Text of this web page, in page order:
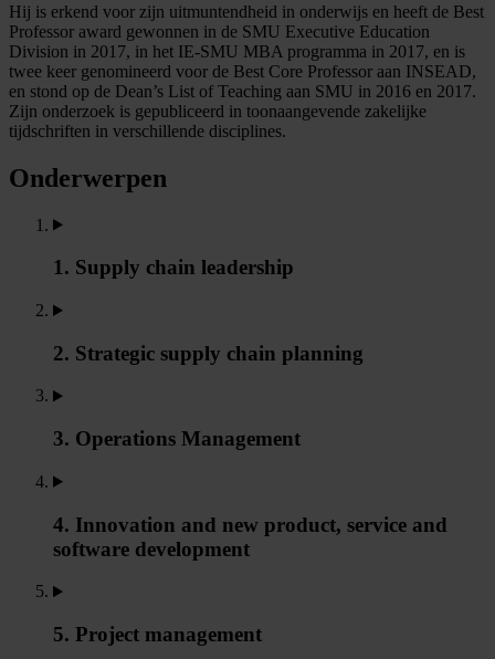
Hij is erkend voor zijn uitmuntendheid in onderwijs en heeft de Best
Professor award gewonnen in de SMU Executive Education
Division in 2017, in het IE-SMU MBA programma in 2017, en is
twee keer genomineerd voor de Best Core Professor aan INSEAD,
en stond op de Dean’s List of Teaching aan SMU in 2016 en 2017.
Zijn onderzoek is gepubliceerd in toonaangevende zakelijke
tijdschriften in verschillende disciplines.
Onderwerpen
1. Supply chain leadership
2. Strategic supply chain planning
3. Operations Management
4. Innovation and new product, service and
software development
5. Project management